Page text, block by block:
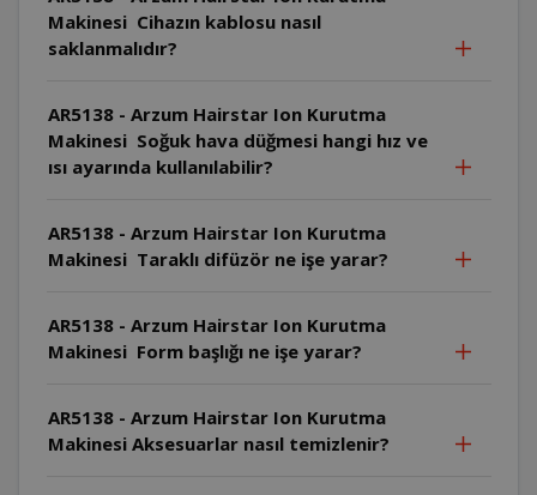
Makinesi Cihazın kablosu nasıl
saklanmalıdır?
AR5138 - Arzum Hairstar Ion Kurutma
Makinesi Soğuk hava düğmesi hangi hız ve
ısı ayarında kullanılabilir?
AR5138 - Arzum Hairstar Ion Kurutma
Makinesi Taraklı difüzör ne işe yarar?
AR5138 - Arzum Hairstar Ion Kurutma
Makinesi Form başlığı ne işe yarar?
AR5138 - Arzum Hairstar Ion Kurutma
Makinesi Aksesuarlar nasıl temizlenir?